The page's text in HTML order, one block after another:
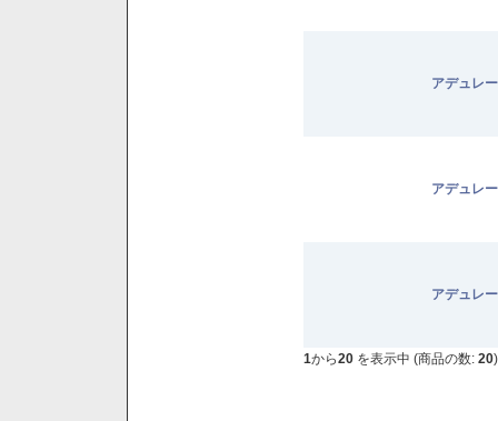
アデュレ
アデュレ
アデュレ
1から20 を表示中 (商品の数: 20)